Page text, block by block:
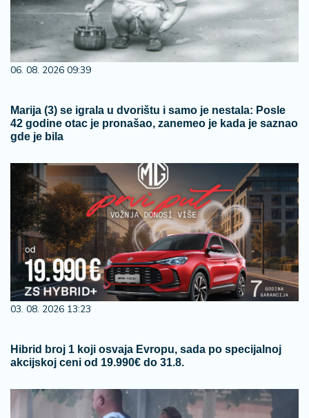
06. 08. 2026 09:39
Marija (3) se igrala u dvorištu i samo je nestala: Posle
42 godine otac je pronašao, zanemeo je kada je saznao
gde je bila
03. 08. 2026 13:23
Hibrid broj 1 koji osvaja Evropu, sada po specijalnoj
akcijskoj ceni od 19.990€ do 31.8.